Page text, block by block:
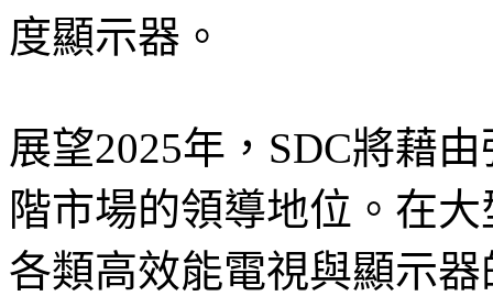
度顯示器。
展望2025年，SDC將藉
階市場的領導地位。在
各類高效能電視與顯示